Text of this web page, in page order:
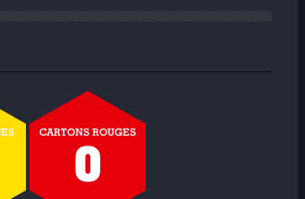
CARTONS ROUGES
0